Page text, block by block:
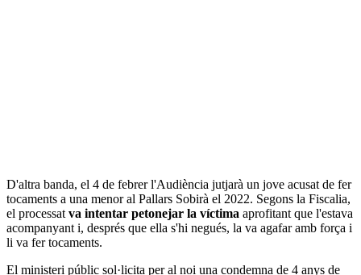
D'altra banda, el 4 de febrer l'Audiència jutjarà un jove acusat de fer
tocaments a una menor al Pallars Sobirà el 2022. Segons la Fiscalia,
el processat va intentar petonejar la víctima aprofitant que l'estava
acompanyant i, després que ella s'hi negués, la va agafar amb força i
li va fer tocaments.
El ministeri públic sol·licita per al noi una condemna de 4 anys de